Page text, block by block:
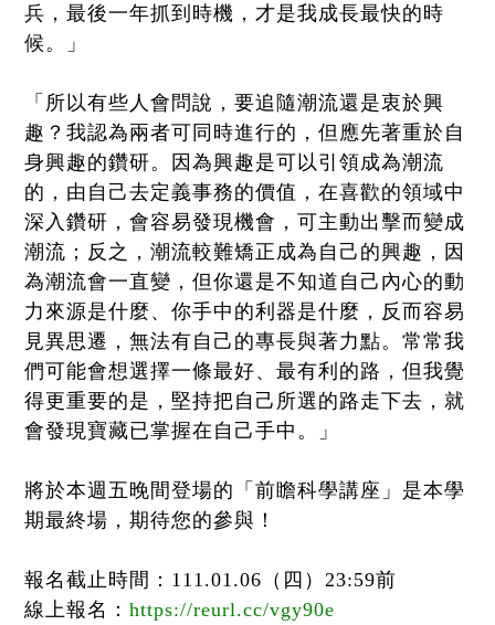
兵，最後一年抓到時機，才是我成長最快的時
候。」
「所以有些人會問說，要追隨潮流還是衷於興
趣？我認為兩者可同時進行的，但應先著重於自
身興趣的鑽研。因為興趣是可以引領成為潮流
的，由自己去定義事務的價值，在喜歡的領域中
深入鑽研，會容易發現機會，可主動出擊而變成
潮流；反之，潮流較難矯正成為自己的興趣，因
為潮流會一直變，但你還是不知道自己內心的動
力來源是什麼、你手中的利器是什麼，反而容易
見異思遷，無法有自己的專長與著力點。常常我
們可能會想選擇一條最好、最有利的路，但我覺
得更重要的是，堅持把自己所選的路走下去，就
會發現寶藏已掌握在自己手中。」
將於本週五晚間登場的「前瞻科學講座」是本學
期最終場，期待您的參與！
報名截止時間：111.01.06（四）23:59前
線上報名：https://reurl.cc/vgy90e